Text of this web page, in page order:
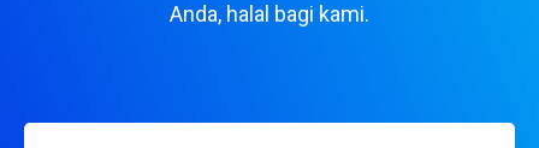
Anda, halal bagi kami.